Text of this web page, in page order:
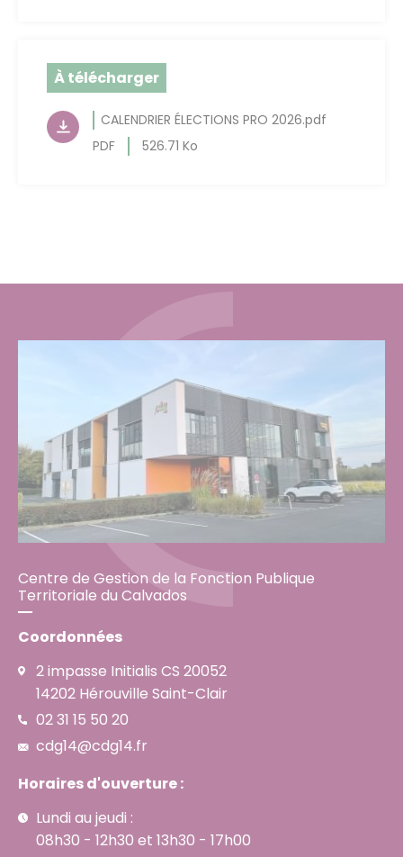
À télécharger
CALENDRIER ÉLECTIONS PRO 2026.pdf
PDF
526.71 Ko
Centre de Gestion de la Fonction Publique
Territoriale du Calvados
Coordonnées
2 impasse Initialis CS 20052
14202 Hérouville Saint-Clair
02 31 15 50 20
cdg14@cdg14.fr
Horaires d'ouverture :
Lundi au jeudi :
08h30 - 12h30 et 13h30 - 17h00